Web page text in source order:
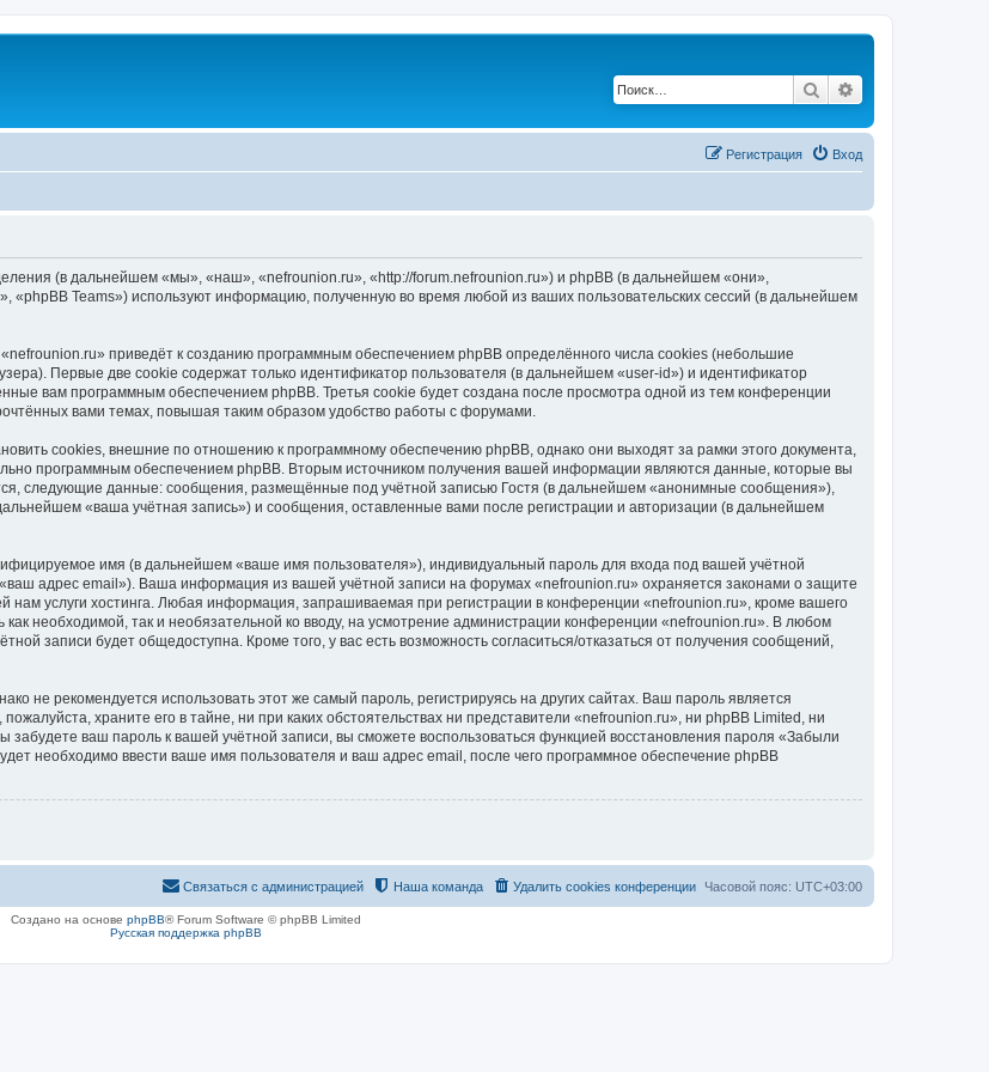
Поиск
Вход
Регистрация
(в дальнейшем «мы», «наш», «nefrounion.ru», «http://forum.nefrounion.ru») и phpBB (в дальнейшем «они»,
«phpBB Teams») используют информацию, полученную во время любой из ваших пользовательских сессий (в дальнейшем
приведёт к созданию программным обеспечением phpBB определённого числа cookies (небольшие
Первые две cookie содержат только идентификатор пользователя (в дальнейшем «user-id») и идентификатор
вам программным обеспечением phpBB. Третья cookie будет создана после просмотра одной из тем конференции
вами темах, повышая таким образом удобство работы с форумами.
cookies, внешние по отношению к программному обеспечению phpBB, однако они выходят за рамки этого документа,
программным обеспечением phpBB. Вторым источником получения вашей информации являются данные, которые вы
следующие данные: сообщения, размещённые под учётной записью Гостя (в дальнейшем «анонимные сообщения»),
«ваша учётная запись») и сообщения, оставленные вами после регистрации и авторизации (в дальнейшем
имя (в дальнейшем «ваше имя пользователя»), индивидуальный пароль для входа под вашей учётной
адрес email»). Ваша информация из вашей учётной записи на форумах «nefrounion.ru» охраняется законами о защите
услуги хостинга. Любая информация, запрашиваемая при регистрации в конференции «nefrounion.ru», кроме вашего
необходимой, так и необязательной ко вводу, на усмотрение администрации конференции «nefrounion.ru». В любом
записи будет общедоступна. Кроме того, у вас есть возможность согласиться/отказаться от получения сообщений,
не рекомендуется использовать этот же самый пароль, регистрируясь на других сайтах. Ваш пароль является
храните его в тайне, ни при каких обстоятельствах ни представители «nefrounion.ru», ни phpBB Limited, ни
забудете ваш пароль к вашей учётной записи, вы сможете воспользоваться функцией восстановления пароля «Забыли
необходимо ввести ваше имя пользователя и ваш адрес email, после чего программное обеспечение phpBB
Часовой пояс: UTC+03:00
Удалить cookies конференции
Наша команда
Связаться с администрацией
Создано на основе phpBB® Forum Software © phpBB Limited
Русская поддержка phpBB